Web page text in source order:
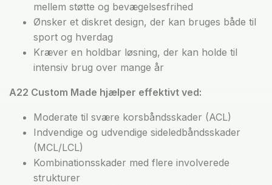
mellem støtte og bevægelsesfrihed
Ønsker et diskret design, der kan bruges både til
sport og hverdag
Kræver en holdbar løsning, der kan holde til
intensiv brug over mange år
A22 Custom Made hjælper effektivt ved:
Moderate til svære korsbåndsskader (ACL)
Indvendige og udvendige sideledbåndsskader
(MCL/LCL)
Kombinationsskader med flere involverede
strukturer